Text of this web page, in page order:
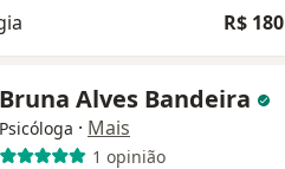
R$ 180
Bruna Alves Bandeira
Psicóloga · Mais
1 opinião